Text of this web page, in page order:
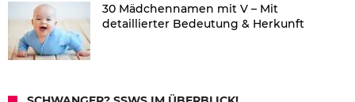
30 Mädchennamen mit V – Mit
detaillierter Bedeutung & Herkunft